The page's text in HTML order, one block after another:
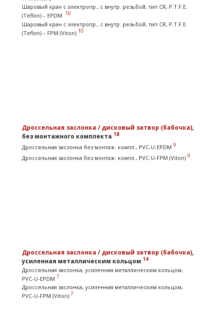
Шаровый кран с электропр., с внутр. резьбой, тип CR, P.T.F.E.
(Teflon) – EPDM 10
Шаровый кран с электропр., с внутр. резьбой, тип CR, P.T.F.E.
(Teflon) – FPM (Viton) 10
Дроссельная заслонка / дисковый затвор (бабочка),
без монтажного комплекта 18
Дроссельная заслонка без монтаж. компл., PVC-U-EPDM 9
Дроссельная заслонка без монтаж. компл., PVC-U-FPM (Viton) 9
Дроссельная заслонка / дисковый затвор (бабочка),
усиленная металлическим кольцом 14
Дроссельная заслонка, усиленная металлическим кольцом,
PVC-U-EPDM 7
Дроссельная заслонка, усиленная металлическим кольцом,
PVC-U-FPM (Viton) 7